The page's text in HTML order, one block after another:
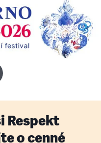
Respekt
o cenné